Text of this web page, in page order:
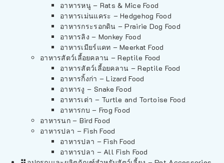
อาหารหนู – Rats & Mice Food
อาหารเม่นแคระ – Hedgehog Food
อาหารกระรอกดิน – Prairie Dog Food
อาหารลิง – Monkey Food
อาหารเมียร์แคท – Meerkat Food
อาหารสัตว์เลี้อยคลาน – Reptile Food
อาหารสัตว์เลี้อยคลาน – Reptile Food
อาหารกิ้งก่า – Lizard Food
อาหารงู – Snake Food
อาหารเต่า – Turtle and Tortoise Food
อาหารกบ – Frog Food
อาหารนก – Bird Food
อาหารปลา – Fish Food
อาหารปลา – Fish Food
อาหารปลา – All Fish Food